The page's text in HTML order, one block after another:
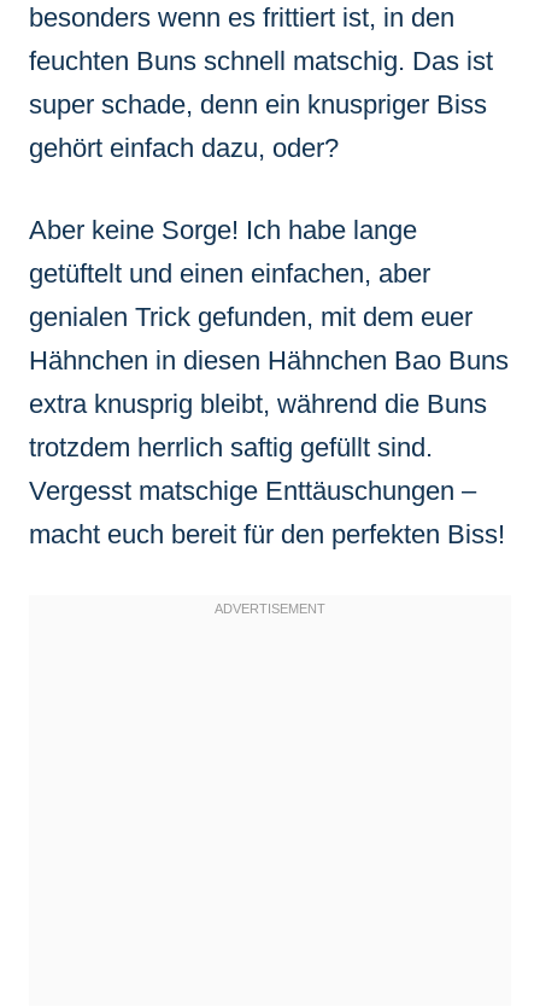
besonders wenn es frittiert ist, in den
feuchten Buns schnell matschig. Das ist
super schade, denn ein knuspriger Biss
gehört einfach dazu, oder?
Aber keine Sorge! Ich habe lange
getüftelt und einen einfachen, aber
genialen Trick gefunden, mit dem euer
Hähnchen in diesen Hähnchen Bao Buns
extra knusprig bleibt, während die Buns
trotzdem herrlich saftig gefüllt sind.
Vergesst matschige Enttäuschungen –
macht euch bereit für den perfekten Biss!